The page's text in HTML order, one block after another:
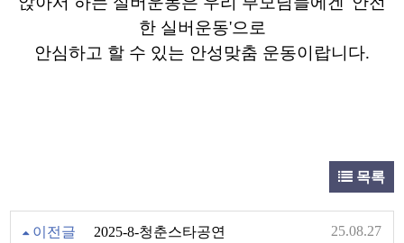
한 실버운동'으로
안심하고 할 수 있는 안성맞춤 운동이랍니다.
목록
이전글 2025-8-청춘스타공연 25.08.27